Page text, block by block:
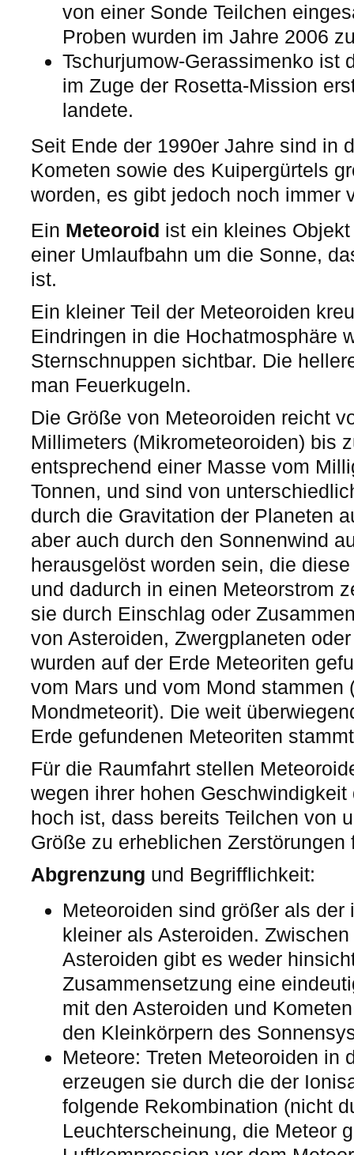
von einer Sonde Teilchen
Proben wurden im Jahre 2006
Tschurjumow-Gerassimenko ist
im Zuge der Rosetta-Mission
landete.
Seit Ende der 1990er Jahre sind in
Kometen sowie des Kuipergürtels
worden, es gibt jedoch noch immer
Ein Meteoroid ist ein kleines
einer Umlaufbahn um die Sonne,
ist.
Ein kleiner Teil der Meteoroiden
Eindringen in die Hochatmosphäre
Sternschnuppen sichtbar. Die
man Feuerkugeln.
Die Größe von Meteoroiden reicht
Millimeters (Mikrometeoroiden) bis
entsprechend einer Masse vom
Tonnen, und sind von
durch die Gravitation der Planeten
aber auch durch den Sonnenwind
herausgelöst worden sein, die
und dadurch in einen Meteorstrom
sie durch Einschlag oder
von Asteroiden, Zwergplaneten
wurden auf der Erde Meteoriten
vom Mars und vom Mond stammen
Mondmeteorit). Die weit
Erde gefundenen Meteoriten
Für die Raumfahrt stellen
wegen ihrer hohen
hoch ist, dass bereits Teilchen von
Größe zu erheblichen Zerstörungen
Abgrenzung und Begrifflichkeit:
Meteoroiden sind größer als
kleiner als Asteroiden.
Asteroiden gibt es weder
Zusammensetzung eine
mit den Asteroiden und
den Kleinkörpern des
Meteore: Treten Meteoroiden in
erzeugen sie durch die der
folgende Rekombination (nicht
Leuchterscheinung, die Meteor